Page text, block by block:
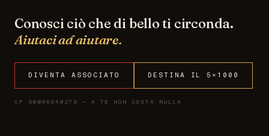
Conosci ciò che di bello ti circonda.
Aiutaci ad aiutare.
DIVENTA ASSOCIATO DESTINA IL 5×1000
CF 90098840276 — A TE NON COSTA NULLA